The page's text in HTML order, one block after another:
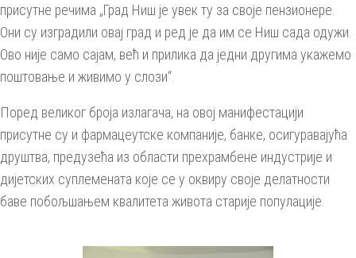
присутне речима „Град Ниш је увек ту за своје пензионере.
Они су изградили овај град и ред је да им се Ниш сада одужи.
Ово није само сајам, већ и прилика да једни другима укажемо
поштовање и живимо у слози“.
Поред великог броја излагача, на овој манифестацији
присутне су и фармацеутске компаније, банке, осигуравајућа
друштва, предузећа из области прехрамбене индустрије и
дијетских суплемената које се у оквиру своје делатности
баве побољшањем квалитета живота старије популације.